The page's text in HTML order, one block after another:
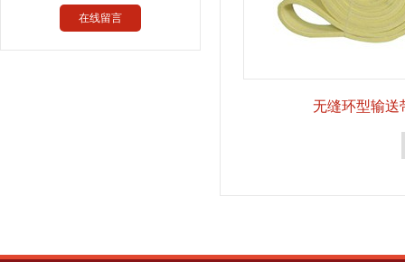
在线留言
无缝环型输送